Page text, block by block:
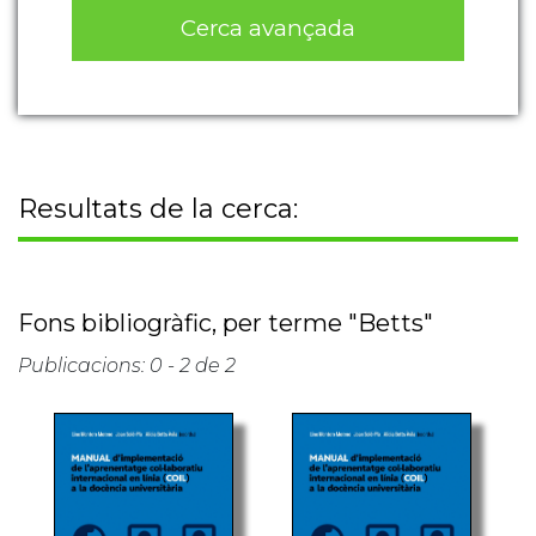
Cerca avançada
Resultats de la cerca:
Fons bibliogràfic, per terme "Betts"
Publicacions: 0 - 2 de 2